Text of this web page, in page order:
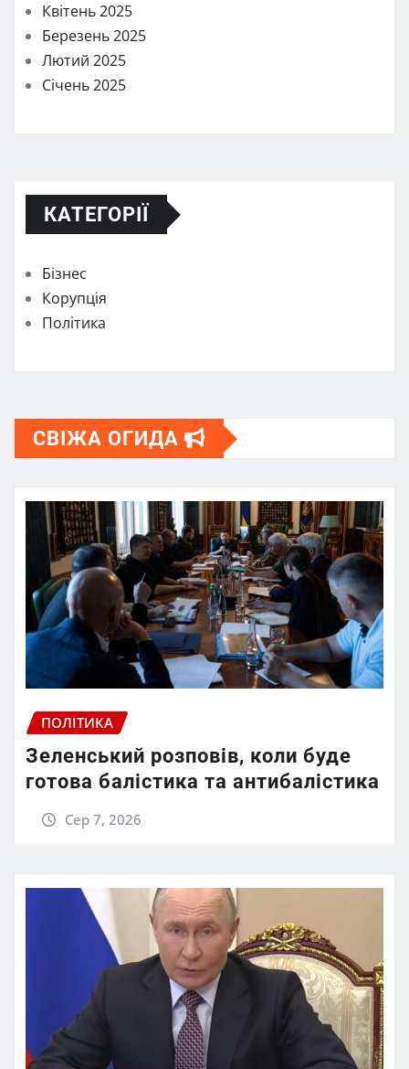
Квітень 2025
Березень 2025
Лютий 2025
Січень 2025
КАТЕГОРІЇ
Бізнес
Корупція
Політика
СВІЖА ОГИДА
ПОЛІТИКА
Зеленський розповів, коли буде
готова балістика та антибалістика
Сер 7, 2026